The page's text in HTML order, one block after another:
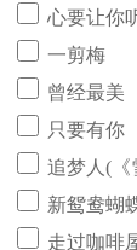
心要让你
一剪梅
曾经最美
只要有你
追梦人(《
新鸳鸯蝴
走过咖啡